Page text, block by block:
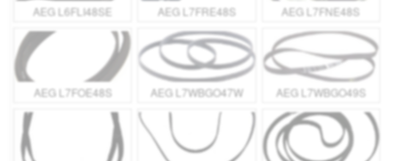
AEG L6FLI48SE AEG L7FRE48S AEG L7FNE48S
AEG L7FOE48S AEG L7WBGO47W AEG L7WBGO49S